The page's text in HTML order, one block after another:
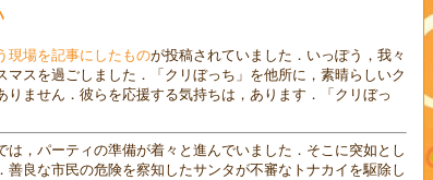
現場を記事にしたものが投稿されていました．いっぽう，我々
スを過ごしました．「クリぼっち」を他所に，素晴らしいク
りません．彼らを応援する気持ちは，あります．「クリぼっ
は，パーティの準備が着々と進んでいました．そこに突如とし
良な市民の危険を察知したサンタが不審なトナカイを駆除し